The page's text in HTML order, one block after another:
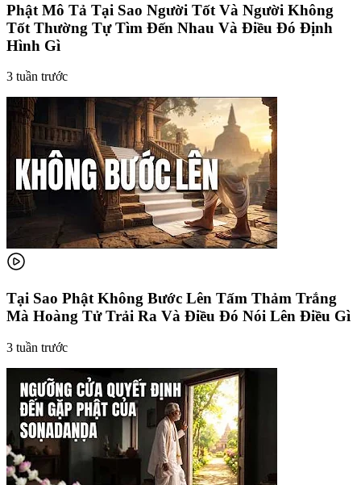
Phật Mô Tả Tại Sao Người Tốt Và Người Không
Tốt Thường Tự Tìm Đến Nhau Và Điều Đó Định
Hình Gì
3 tuần trước
Tại Sao Phật Không Bước Lên Tấm Thảm Trắng
Mà Hoàng Tử Trải Ra Và Điều Đó Nói Lên Điều Gì
3 tuần trước